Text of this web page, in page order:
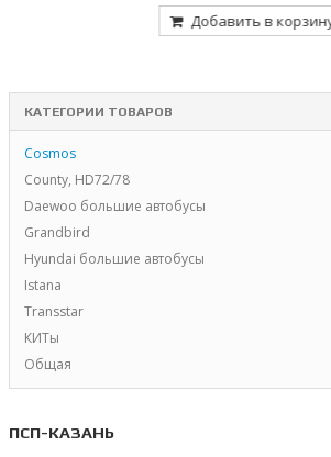
Добавить в корзину
КАТЕГОРИИ ТОВАРОВ
Cosmos
County, HD72/78
Daewoo большие автобусы
Grandbird
Hyundai большие автобусы
Istana
Transstar
КИТы
Общая
ПСП-КАЗАНЬ